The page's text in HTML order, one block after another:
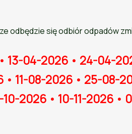
odbędzie się odbiór odpadów
13-04-2026 • 24-04-
11-08-2026 • 25-08-
10-2026 • 10-11-2026 •